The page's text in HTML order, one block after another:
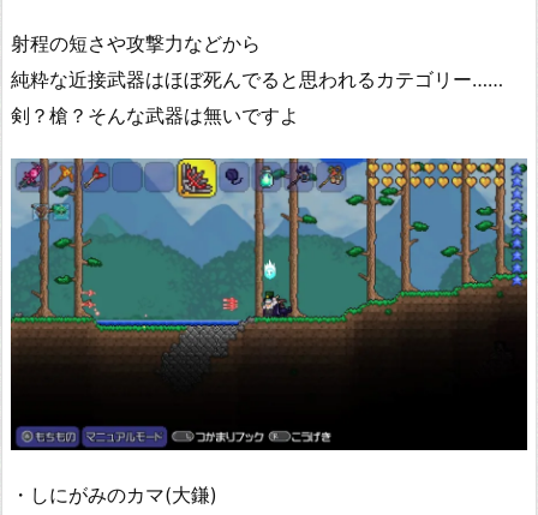
射程の短さや攻撃力などから
純粋な近接武器はほぼ死んでると思われるカテゴリー……
剣？槍？そんな武器は無いですよ
・しにがみのカマ(大鎌)